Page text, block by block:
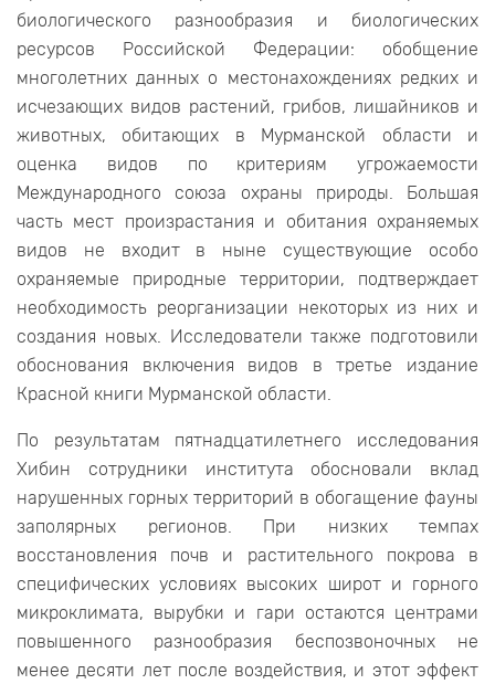
биологического разнообразия и биологических
ресурсов Российской Федерации: обобщение
многолетних данных о местонахождениях редких и
исчезающих видов растений, грибов, лишайников и
животных, обитающих в Мурманской области и
оценка видов по критериям угрожаемости
Международного союза охраны природы. Большая
часть мест произрастания и обитания охраняемых
видов не входит в ныне существующие особо
охраняемые природные территории, подтверждает
необходимость реорганизации некоторых из них и
создания новых. Исследователи также подготовили
обоснования включения видов в третье издание
Красной книги Мурманской области.
По результатам пятнадцатилетнего исследования
Хибин сотрудники института обосновали вклад
нарушенных горных территорий в обогащение фауны
заполярных регионов. При низких темпах
восстановления почв и растительного покрова в
специфических условиях высоких широт и горного
микроклимата, вырубки и гари остаются центрами
повышенного разнообразия беспозвоночных не
менее десяти лет после воздействия, и этот эффект